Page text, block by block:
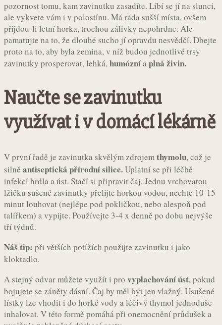
pozornost tomu, kam zavinutku zasadíte. Líbí se jí na slunci,
ale vykvete vám i v polostínu. Má ráda sušší místa, ovšem
přijdou-li letní horka, trochou zálivky nepohrdne. Ale
pamatujte na to, že dlouhé sucho jí opravdu nesvědčí. Dbejte
proto na to, aby byla zemina, v níž budou jednotlivé trsy
zavinutky prosperovat, lehká,humózníaplná živin.
Naučte se zavinutku
využívat i v domácí lékárně
V první řadě je zavinutka skvělým zdrojemthymolu, což je
silně antiseptická přírodní silice.Uplatní se při léčbě
infekcí hrdla a úst. Stačí si připravit čaj. Jednu vrchovatou
lžičku sušené zavinutky přelijte horkou vodou, nechte 10-15
minut louhovat (nejlépe pod pokličkou, nebo alespoň pod
talířkem) a vypijte. Používejte 3-4 x denně po dobu nejvýše
tří týdnů.
Náš tip: při větších potížích použijte zavinutku i jako
kloktadlo.
A stejný odvar můžete využít i pro vyplachování úst, pokud
bojujete se záněty dásní. Čaj by měl být jen vlažný. Usušené
lístky lze vhodit i do horké vody a léčivý thymol jednoduše
inhalovat. V této formě pomáhá při onemocnění průdušek a